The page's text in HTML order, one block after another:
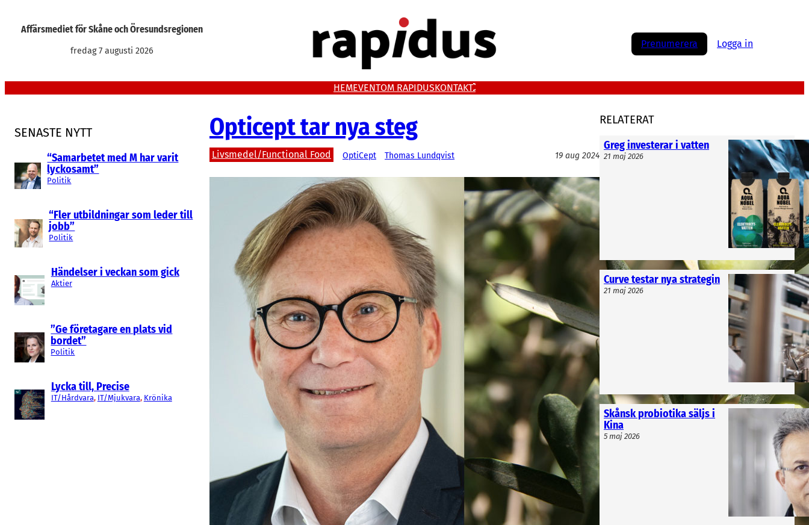
Affärsmediet för Skåne och Öresundsregionen
fredag 7 augusti 2026
Prenumerera Logga in
HEMEVENTOM RAPIDUSKONTAKT
SENASTE NYTT
“Samarbetet med M har varit
lyckosamt”
Politik
“Fler utbildningar som leder till
jobb”
Politik
Händelser i veckan som gick
Aktier
”Ge företagare en plats vid
bordet”
Politik
Lycka till, Precise
IT/Hårdvara, IT/Mjukvara, Krönika
Opticept tar nya steg
Livsmedel/Functional Food OptiCept Thomas Lundqvist 19 aug 2024
RELATERAT
Greg investerar i vatten
21 maj 2026
Curve testar nya strategin
21 maj 2026
Skånsk probiotika säljs i
Kina
5 maj 2026